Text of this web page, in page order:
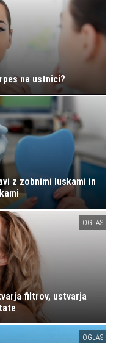
na ustnici?
z zobnimi luskami in
OGLAS
filtrov, ustvarja
OGLAS